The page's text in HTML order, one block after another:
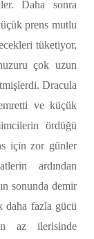
Daha sonra
prens mutlu
tüketiyor,
çok uzun
Dracula
emretti ve küçük
ördüğü
için zor günler
ardından
sonunda demir
daha fazla gücü
az ilerisinde